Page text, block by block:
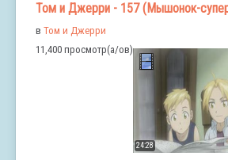
Том и Джерри - 157 (Мышонок-
в Том и Джерри
11,400 просмотр(а/ов)
24:28